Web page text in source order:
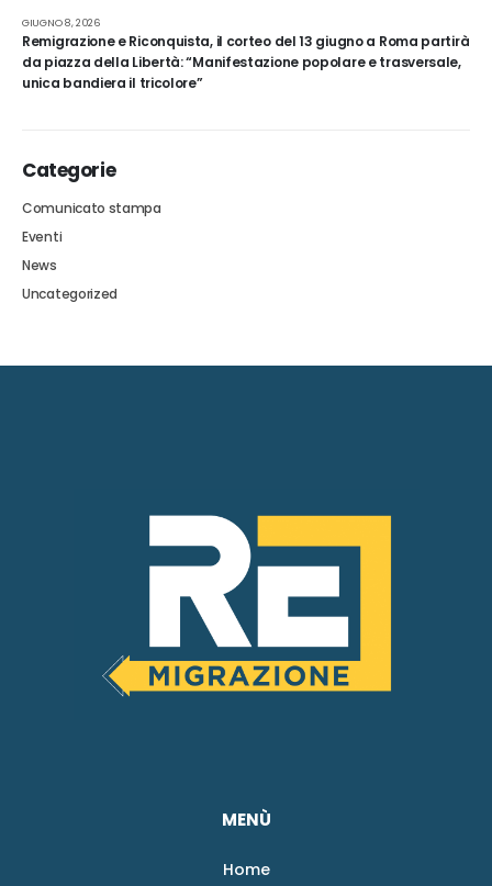
Remigrazione e Riconquista, il corteo del 13 giugno a Roma partirà
da piazza della Libertà: “Manifestazione popolare e trasversale,
unica bandiera il tricolore”
GIUGNO 8, 2026
Categorie
Comunicato stampa
Eventi
News
Uncategorized
MENÙ
Home